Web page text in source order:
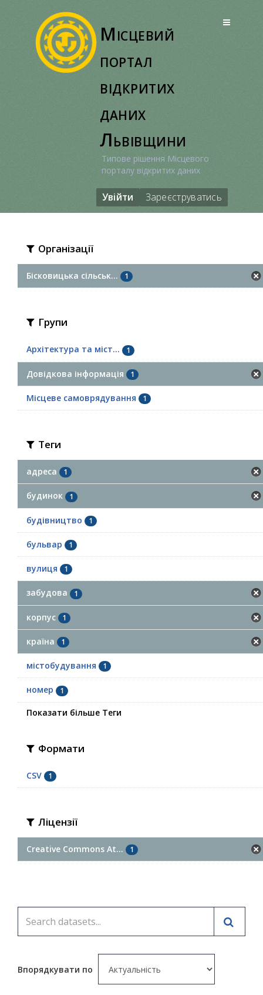
Місцевий
портал
відкритих
даних
Львівщини
Типове рішення Місцевого
порталу відкритих даних
Увійти Зареєструватись
Організації
Бісковицька сільськ... 1
Групи
Архітектура та міст... 1
Довідкова інформація 1
Місцеве самоврядування 1
Теги
адреса 1
будинок 1
будівництво 1
бульвар 1
вулиця 1
забудова 1
корпус 1
країна 1
містобудування 1
номер 1
Показати більше Теги
Формати
CSV 1
Ліцензії
Creative Commons At... 1
Впорядкувати по